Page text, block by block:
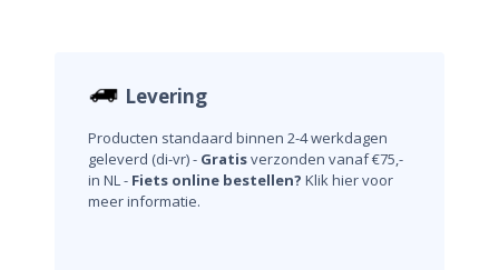
Levering
Producten standaard binnen 2-4 werkdagen
geleverd (di-vr) - Gratisverzonden vanaf €75,-
in NL - Fiets online bestellen? Klik hier voor
meer informatie.